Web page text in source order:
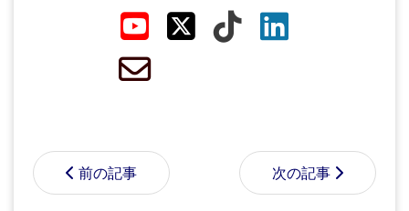
前の記事 次の記事